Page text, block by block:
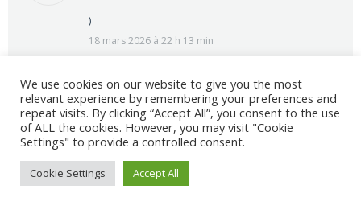
)
18 mars 2026 à 22 h 13 min
mostbet mostbet
Tout
GregoryScosy
We use cookies on our website to give you the most
relevant experience by remembering your preferences and
repeat visits. By clicking “Accept All”, you consent to the use
of ALL the cookies. However, you may visit "Cookie
Settings" to provide a controlled consent.
Cookie Settings Accept All